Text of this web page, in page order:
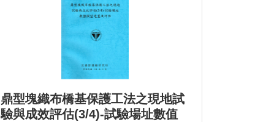
鼎型塊織布橋基保護工法之現地試
驗與成效評估(3/4)-試驗場址數值